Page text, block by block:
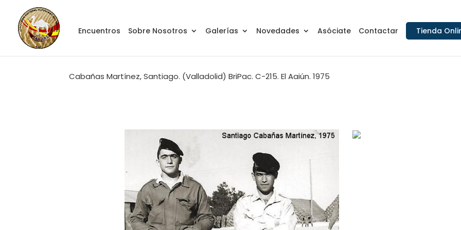
Encuentros Sobre Nosotros Galerías Novedades Asóciate Contactar Tienda
Cabañas Martínez, Santiago. (Valladolid) BriPac. C-215. El Aaiún. 1975